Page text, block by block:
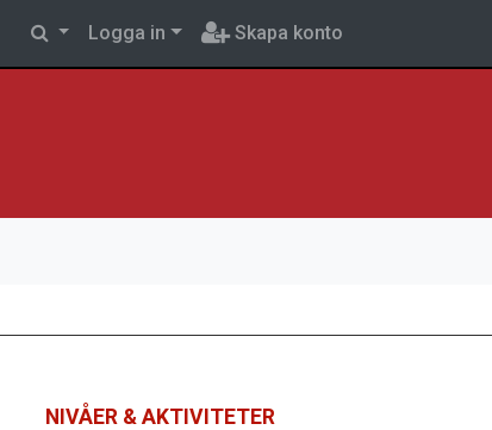
Logga in Skapa konto
NIVÅER & AKTIVITETER